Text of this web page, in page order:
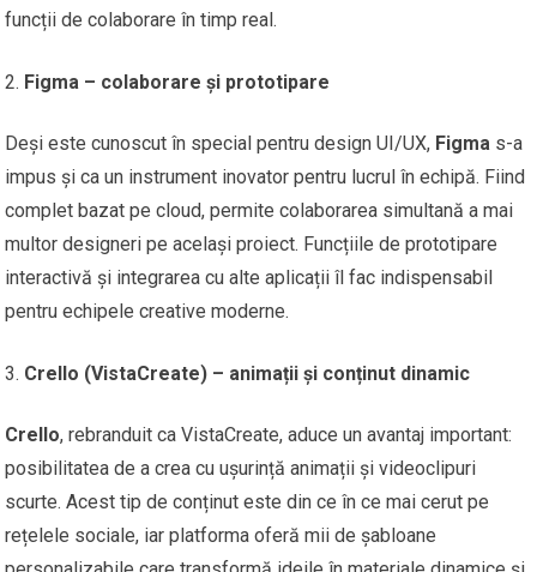
funcții de colaborare în timp real.
Figma – colaborare și prototipare
Deși este cunoscut în special pentru design UI/UX, Figma s-a
impus și ca un instrument inovator pentru lucrul în echipă. Fiind
complet bazat pe cloud, permite colaborarea simultană a mai
multor designeri pe același proiect. Funcțiile de prototipare
interactivă și integrarea cu alte aplicații îl fac indispensabil
pentru echipele creative moderne.
Crello (VistaCreate) – animații și conținut dinamic
Crello, rebranduit ca VistaCreate, aduce un avantaj important:
posibilitatea de a crea cu ușurință animații și videoclipuri
scurte. Acest tip de conținut este din ce în ce mai cerut pe
rețelele sociale, iar platforma oferă mii de șabloane